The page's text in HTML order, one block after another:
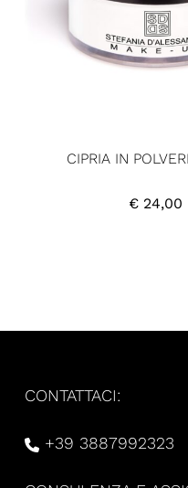
CIPRIA IN
€ 24,00
CONTATTACI:
+39 3887992323